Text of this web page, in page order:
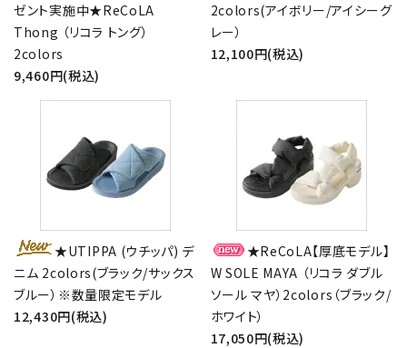
ゼント実施中★ReCoLA
Thong （リコラ トング）
2colors
9,460円(税込)
2colors(アイボリー/アイシーグ
レー）
12,100円(税込)
★UTIPPA (ウチッパ) デ
ニム 2colors(ブラック/サックス
ブルー）※数量限定モデル
12,430円(税込)
★ReCoLA【厚底モデル】
W SOLE MAYA （リコラ ダブル
ソール マヤ）2colors（ブラック/
ホワイト）
17,050円(税込)
キーワード
カテゴリー